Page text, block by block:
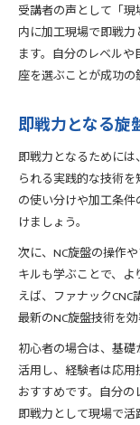
受講者の声として「
内に加工現場で即戦
ます。自分のレベル
座を選ぶことが成功の
即戦力となる旋
即戦力となるために
られる実践的な技術
の使い分けや加工条
けましょう。
次に、NC旋盤の操作
キルも学ぶことで、
えば、ファナックCNC
最新のNC旋盤技術を効
初心者の場合は、基
活用し、経験者は応
おすすめです。自分の
即戦力として現場で活